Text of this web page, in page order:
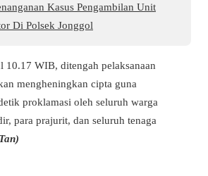
Kasus Pengambilan Unit
Di Polsek Jonggol
10.17 WIB, ditengah pelaksanaan
mengheningkan cipta guna
proklamasi oleh seluruh warga
para prajurit, dan seluruh tenaga